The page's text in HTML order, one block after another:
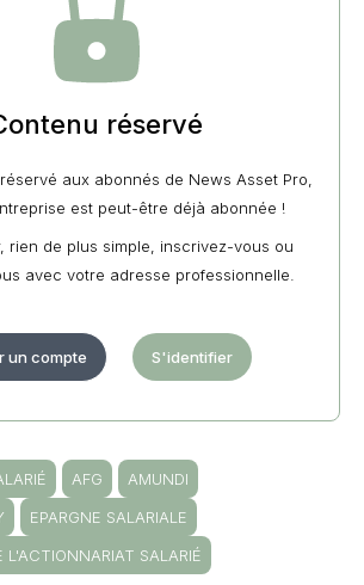
réservé
aux abonnés de News Asset Pro,
est peut-être déjà abonnée !
rien de plus simple, inscrivez-vous ou
avec votre adresse professionnelle.
un compte S'identifier
AFG
AMUNDI
EPARGNE SALARIALE
L'ACTIONNARIAT SALARIÉ